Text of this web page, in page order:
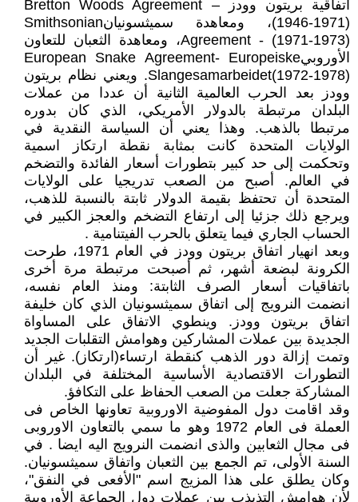
اتفاقية بريتون وودز – Bretton Woods Agreement
(1946-1971)، ومعاهدة سميثسونيانSmithsonian
Agreement - (1971-1973)، ومعاهدة الثعبان للتعاون
الأوروبيEuropean Snake Agreement- Europeiske
Slangesamarbeidet(1972-1978). ويعني نظام بريتون
وودز بعد الحرب العالمية الثانية أن عددا من عملات
البلدان مرتبطة بالدولار الأمريكي، الذي كان بدوره
مرتبطا بالذهب. وهذا يعني أن السياسة النقدية في
الولايات المتحدة كانت بمثابة نقطة ارتكاز اسمية
وتحكمت إلى حد كبير بتطورات أسعار الفائدة والتضخم
في العالم. أصبح من الصعب تدريجيا على الولايات
المتحدة أن تحتفظ بقيمة الدولار ثابتة بالنسبة للذهب،
ويرجع ذلك جزئيا إلى ارتفاع التضخم والعجز الكبير في
الحساب الجاري فيما يتعلق بالحرب الفيتنامية .
وبعد انهيار اتفاق بريتون وودز في العام 1971، طرحت
الكرونة لبضعة أشهر، ثم أصبحت مرتبطة مرة أخرى
باتفاقيات أسعار الصرف الثابتة: ومنذ العام نفسه،
انضمت النرويج إلى اتفاق سميثسونيان الذي كان خليفة
اتفاق بريتون وودز. وينطوي الاتفاق على المساواة
الجديدة بين عملات المشاركين وهوامش التقلبات الجديد
وتمت إزالة دور الذهب كنقطة ارتساء(ارتكاز). غير أن
التطورات الاقتصادية الأساسية المختلفة في البلدان
المشاركة جعلت من الصعب الحفاظ على التكافؤ.
وقد اقامت دول المفوضية الاوروبية تعاونها الخاص فى
العملة فى العام 1972 وهو ما سمي بالتعاون الاوروبى
فى مجال الثعابين والذى انضمت النرويج اليه ايضا . في
السنة الأولى، تم الجمع بين الثعبان واتفاق سميثسونيان.
وكان يطلق على هذا المزيج اسم "الأفعى في النفق"،
لأن هوامش التذبذب بين عملات دول الجماعة الأوروبية